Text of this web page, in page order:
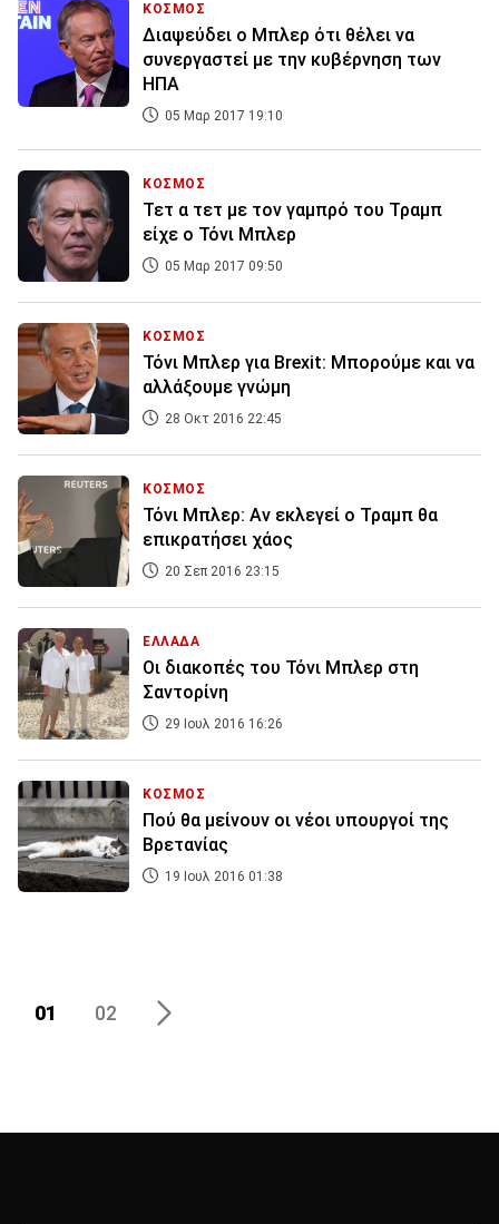
ΚΟΣΜΟΣ
Διαψεύδει ο Μπλερ ότι θέλει να
συνεργαστεί με την κυβέρνηση των
ΗΠΑ
05 Μαρ 2017 19:10
ΚΟΣΜΟΣ
Τετ α τετ με τον γαμπρό του Τραμπ
είχε ο Τόνι Μπλερ
05 Μαρ 2017 09:50
ΚΟΣΜΟΣ
Τόνι Μπλερ για Brexit: Μπορούμε και να
αλλάξουμε γνώμη
28 Οκτ 2016 22:45
ΚΟΣΜΟΣ
Τόνι Μπλερ: Αν εκλεγεί ο Τραμπ θα
επικρατήσει χάος
20 Σεπ 2016 23:15
ΕΛΛΑΔΑ
Οι διακοπές του Τόνι Μπλερ στη
Σαντορίνη
29 Ιουλ 2016 16:26
ΚΟΣΜΟΣ
Πού θα μείνουν οι νέοι υπουργοί της
Βρετανίας
19 Ιουλ 2016 01:38
01 02